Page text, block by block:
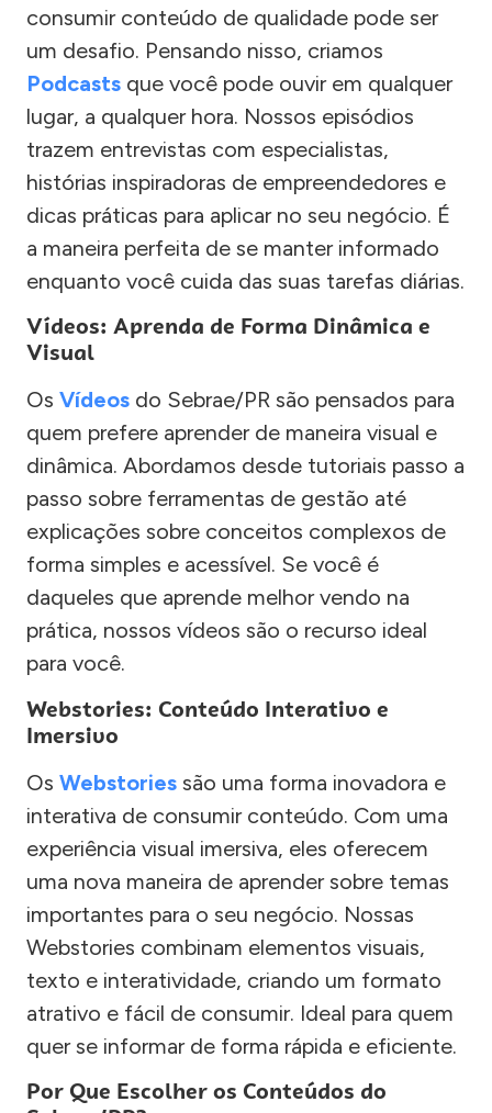
consumir conteúdo de qualidade pode ser
um desafio. Pensando nisso, criamos
Podcasts que você pode ouvir em qualquer
lugar, a qualquer hora. Nossos episódios
trazem entrevistas com especialistas,
histórias inspiradoras de empreendedores e
dicas práticas para aplicar no seu negócio. É
a maneira perfeita de se manter informado
enquanto você cuida das suas tarefas diárias.
Vídeos: Aprenda de Forma Dinâmica e
Visual
Os Vídeos do Sebrae/PR são pensados para
quem prefere aprender de maneira visual e
dinâmica. Abordamos desde tutoriais passo a
passo sobre ferramentas de gestão até
explicações sobre conceitos complexos de
forma simples e acessível. Se você é
daqueles que aprende melhor vendo na
prática, nossos vídeos são o recurso ideal
para você.
Webstories: Conteúdo Interativo e
Imersivo
Os Webstories são uma forma inovadora e
interativa de consumir conteúdo. Com uma
experiência visual imersiva, eles oferecem
uma nova maneira de aprender sobre temas
importantes para o seu negócio. Nossas
Webstories combinam elementos visuais,
texto e interatividade, criando um formato
atrativo e fácil de consumir. Ideal para quem
quer se informar de forma rápida e eficiente.
Por Que Escolher os Conteúdos do